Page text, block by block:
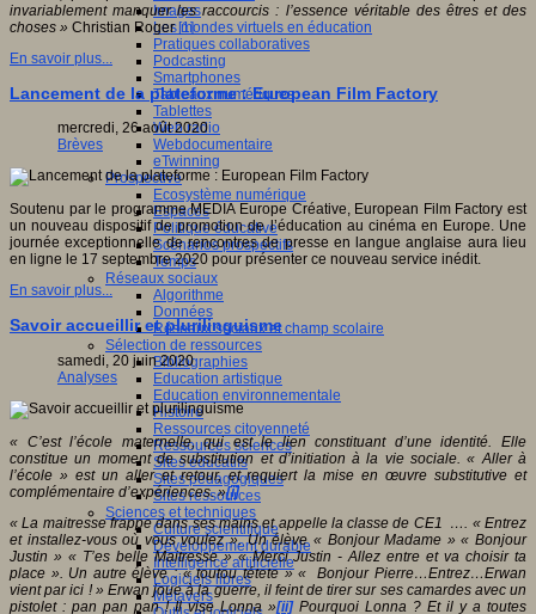
Images
Les mondes virtuels en éducation
Pratiques collaboratives
Podcasting
Smartphones
Tableaux numériques
Tablettes
Web radio
Webdocumentaire
eTwinning
Prospective
Ecosystème numérique
Espaces
Politique éducative
Scénarios prospectifs
Temps
Réseaux sociaux
Algorithme
Données
Réseaux sociaux et champ scolaire
Sélection de ressources
Bibliographies
Education artistique
Education environnementale
Histoire
Ressources citoyenneté
Ressources sciences
Sites éducatifs
Sites pédagogiques
Sites ressources
Sciences et techniques
Culture scientifique
Développement durable
Intelligence artificielle
Logiciels libres
Métavers
invariablement manquer les raccourcis : l’essence véritable des êtres et des
choses » Christian Roger [1]
En savoir plus...
Lancement de la plateforme : European Film Factory
mercredi, 26 août 2020
Brèves
Soutenu par le programme MEDIA Europe Créative, European Film Factory est
un nouveau dispositif de promotion de l’éducation au cinéma en Europe. Une
journée exceptionnelle de rencontres de presse en langue anglaise aura lieu
en ligne le 17 septembre 2020 pour présenter ce nouveau service inédit.
En savoir plus...
Savoir accueillir et plurilinguisme
samedi, 20 juin 2020
Analyses
« C’est l’école maternelle, qui est le lien constituant d’une identité. Elle
constitue un moment de substitution et d’initiation à la vie sociale. « Aller à
l’école » est un aller et retour, et requiert la mise en œuvre substitutive et
complémentaire d’expériences. »[i]
« La maitresse frappe dans ses mains et appelle la classe de CE1 …. « Entrez
et installez-vous où vous voulez ». Un élève « Bonjour Madame » « Bonjour
Justin » « T’es belle Maitresse » « Merci Justin - Allez entre et va choisir ta
place ». Un autre élève : « toutou tétete » « Bonjour Pierre…Entrez…Erwan
vient par ici ! » Erwan joue à la guerre, il feint de tirer sur ses camardes avec un
pistolet : pan pan pan ! Il vise Lonna »[ii]Pourquoi Lonna ? Et il y a toutes